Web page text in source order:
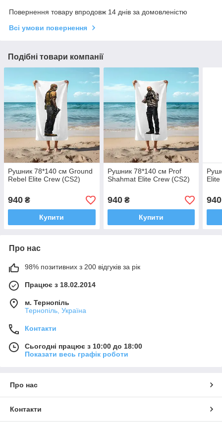
Повернення товару впродовж 14 днів за домовленістю
Всі умови повернення
Подібні товари компанії
Рушник 78*140 см Ground
Rebel Elite Crew (CS2)
940 ₴
Купити
Рушник 78*140 см Prof
Shahmat Elite Crew (CS2)
940₴
Купити
940
Про нас
98% позитивних з 200 відгуків за рік
Працює з 18.02.2014
м. Тернопіль
Тернопіль, Україна
Контакти
Сьогодні працює з 10:00 до 18:00
Показати весь графік роботи
Про нас
Контакти